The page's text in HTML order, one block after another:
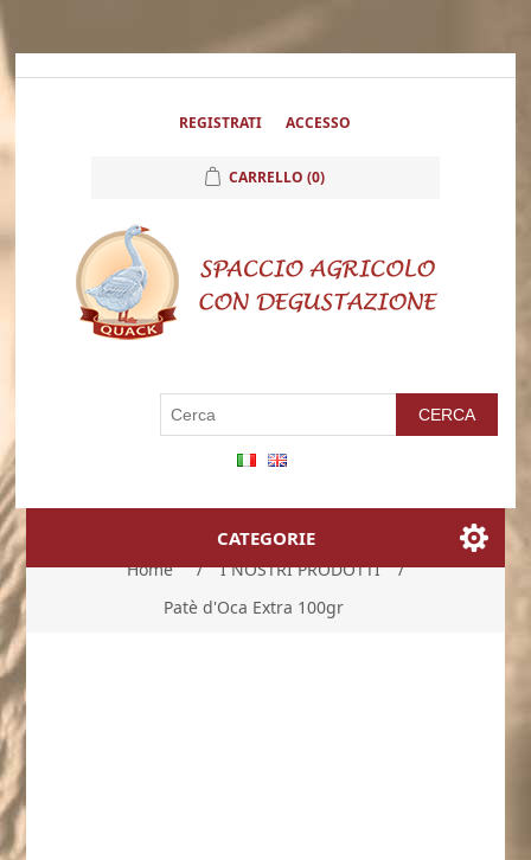
REGISTRATI ACCESSO
CARRELLO (0)
CATEGORIE
Home / I NOSTRI PRODOTTI
/
Patè d'Oca Extra 100gr